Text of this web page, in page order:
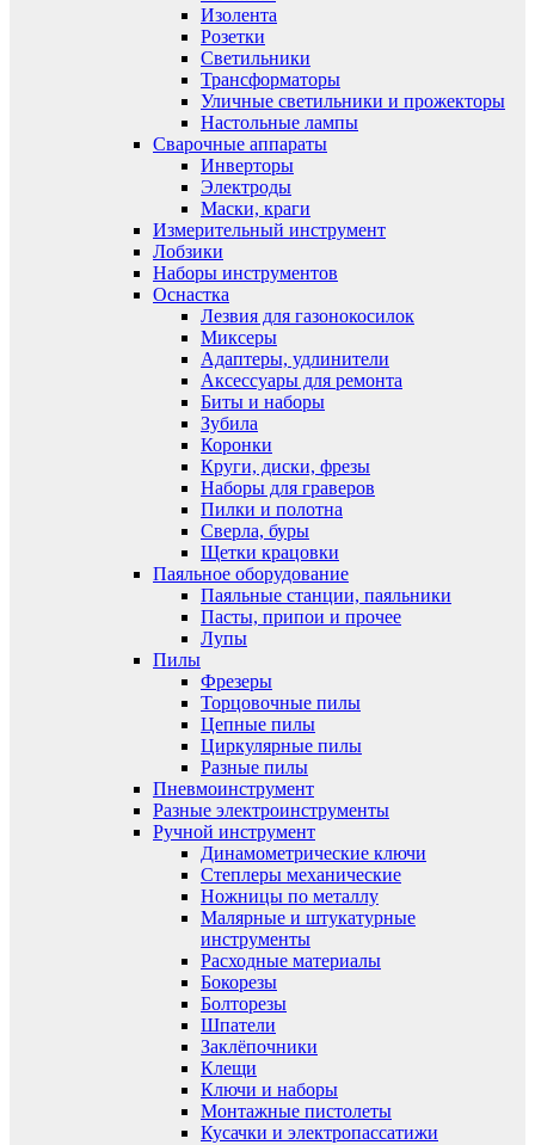
Изолента
Розетки
Светильники
Трансформаторы
Уличные светильники и прожекторы
Настольные лампы
Сварочные аппараты
Инверторы
Электроды
Маски, краги
Измерительный инструмент
Лобзики
Наборы инструментов
Оснастка
Лезвия для газонокосилок
Миксеры
Адаптеры, удлинители
Аксессуары для ремонта
Биты и наборы
Зубила
Коронки
Круги, диски, фрезы
Наборы для граверов
Пилки и полотна
Сверла, буры
Щетки крацовки
Паяльное оборудование
Паяльные станции, паяльники
Пасты, припои и прочее
Лупы
Пилы
Фрезеры
Торцовочные пилы
Цепные пилы
Циркулярные пилы
Разные пилы
Пневмоинструмент
Разные электроинструменты
Ручной инструмент
Динамометрические ключи
Степлеры механические
Ножницы по металлу
Малярные и штукатурные
инструменты
Расходные материалы
Бокорезы
Болторезы
Шпатели
Заклёпочники
Клещи
Ключи и наборы
Монтажные пистолеты
Кусачки и электропассатижи